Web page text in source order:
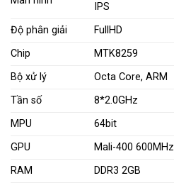
IPS
Độ phân giải
FullHD
Chip
MTK8259
Bộ xử lý
Octa Core, ARM
Tần số
8*2.0GHz
MPU
64bit
GPU
Mali-400 600MHz
RAM
DDR3 2GB